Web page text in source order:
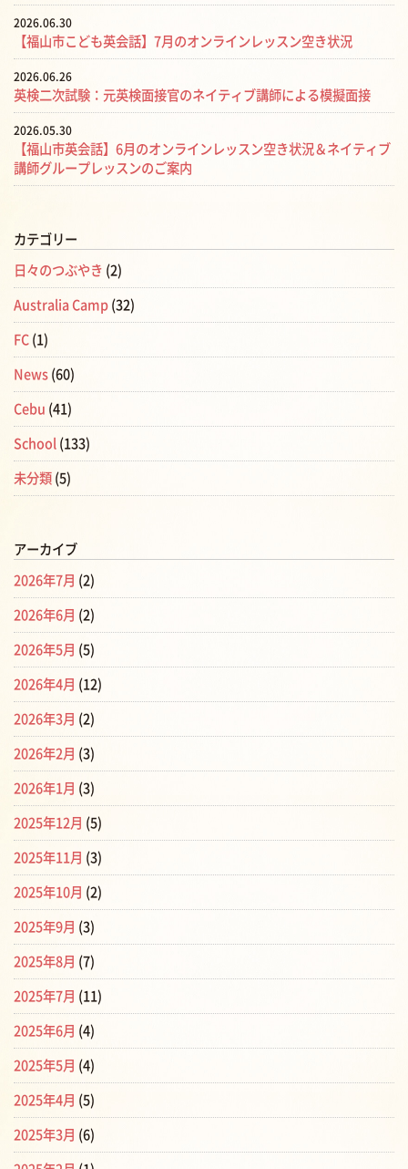
2026.06.30
【福山市こども英会話】7月のオンラインレッスン空き状況
2026.06.26
英検二次試験：元英検面接官のネイティブ講師による模擬面接
2026.05.30
【福山市英会話】6月のオンラインレッスン空き状況＆ネイティブ
講師グループレッスンのご案内
カテゴリー
日々のつぶやき (2)
Australia Camp (32)
FC (1)
News (60)
Cebu (41)
School (133)
未分類 (5)
アーカイブ
2026年7月 (2)
2026年6月 (2)
2026年5月 (5)
2026年4月 (12)
2026年3月 (2)
2026年2月 (3)
2026年1月 (3)
2025年12月 (5)
2025年11月 (3)
2025年10月 (2)
2025年9月 (3)
2025年8月 (7)
2025年7月 (11)
2025年6月 (4)
2025年5月 (4)
2025年4月 (5)
2025年3月 (6)